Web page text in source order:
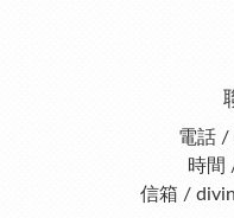
電話 /
時間
信箱 /